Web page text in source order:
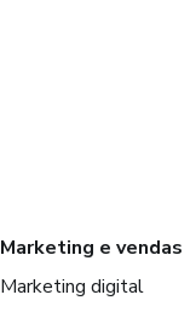
Marketing e vendas
Marketing digital